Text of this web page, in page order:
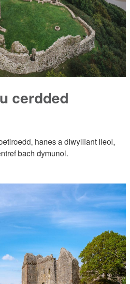
cerdded
hanes a diwylliant lleol,
bach dymunol.